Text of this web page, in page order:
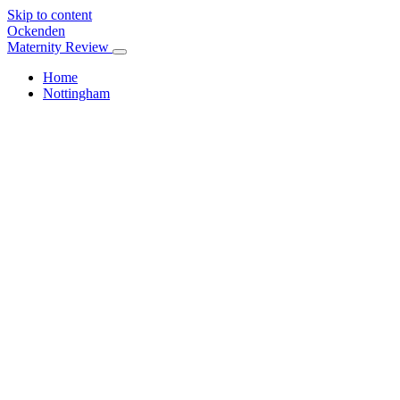
Skip to content
Ockenden
Maternity Review
Home
Nottingham